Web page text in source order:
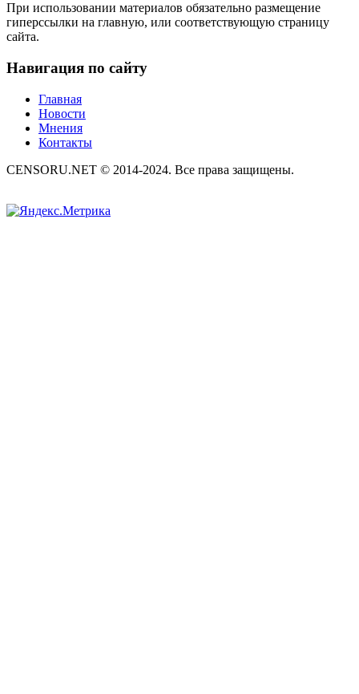
При использовании материалов обязательно размещение
гиперссылки на главную, или соответствующую страницу
сайта.
Навигация по сайту
Главная
Новости
Мнения
Контакты
CENSORU.NET © 2014-2024. Все права защищены.